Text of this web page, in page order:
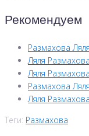
Рекомендуем
Размахова
Ляля
Ляля
Размахова
Ляля
Теги: Размахова